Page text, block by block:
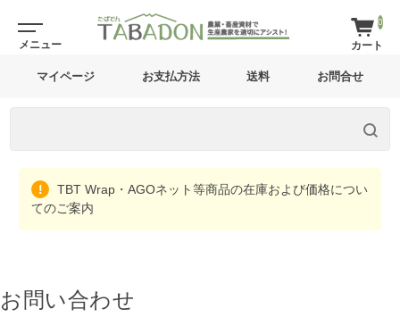
0
マイページ お支払方法 送料 お問合せ
TBT Wrap・AGOネット等商品の在庫および価格につい
てのご案内
お問い合わせ